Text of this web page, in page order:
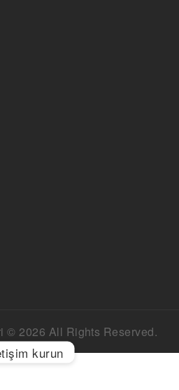
© 2026 All Rights Reserved.
kurun